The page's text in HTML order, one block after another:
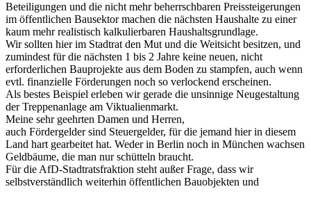
Beteiligungen und die nicht mehr beherrschbaren Preissteigerungen
im öffentlichen Bausektor machen die nächsten Haushalte zu einer
kaum mehr realistisch kalkulierbaren Haushaltsgrundlage.
Wir sollten hier im Stadtrat den Mut und die Weitsicht besitzen, und
zumindest für die nächsten 1 bis 2 Jahre keine neuen, nicht
erforderlichen Bauprojekte aus dem Boden zu stampfen, auch wenn
evtl. finanzielle Förderungen noch so verlockend erscheinen.
Als bestes Beispiel erleben wir gerade die unsinnige Neugestaltung
der Treppenanlage am Viktualienmarkt.
Meine sehr geehrten Damen und Herren,
auch Fördergelder sind Steuergelder, für die jemand hier in diesem
Land hart gearbeitet hat. Weder in Berlin noch in München wachsen
Geldbäume, die man nur schütteln braucht.
Für die AfD-Stadtratsfraktion steht außer Frage, dass wir
selbstverständlich weiterhin öffentlichen Bauobjekten und